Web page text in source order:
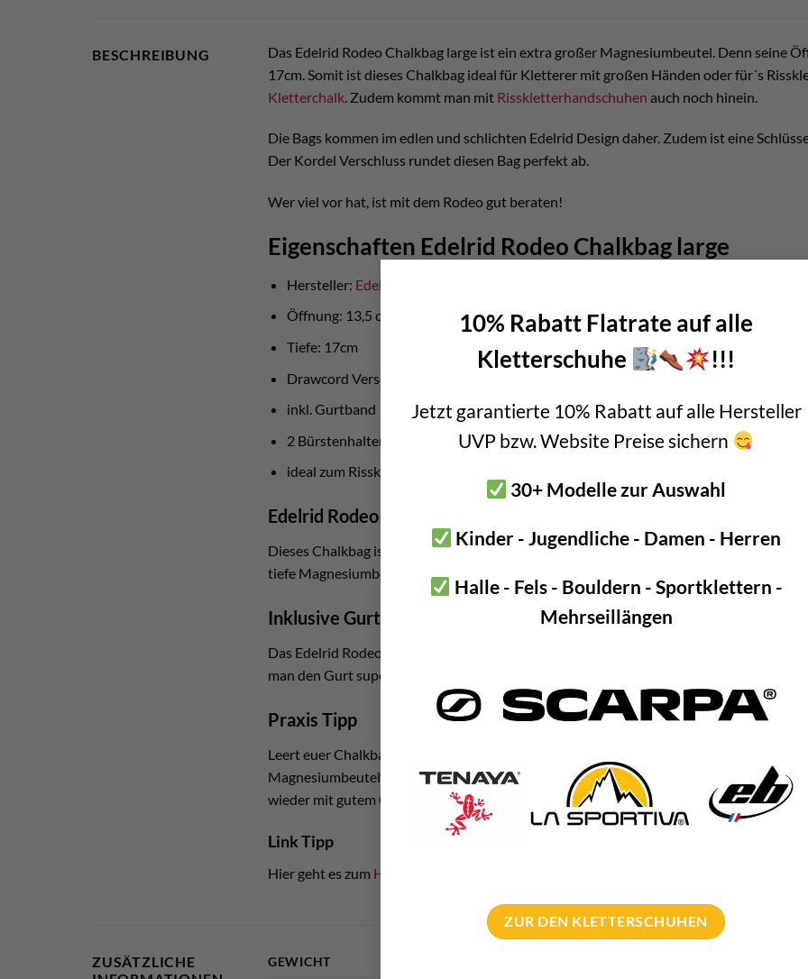
10% Rabatt Flatrate auf alle
Kletterschuhe
!!!
Jetzt garantierte 10% Rabatt auf alle Hersteller
UVP bzw. Website Preise sichern
30+ Modelle zur Auswahl
Kinder - Jugendliche - Damen - Herren
Halle - Fels - Bouldern - Sportklettern -
Mehrseillängen
ZUR DEN KLETTERSCHUHEN
BESCHREIBUNG
Das Edelrid Rodeo Chalkbag large ist ein extra großer Magnesiumbeutel. Denn seine
17cm. Somit ist dieses Chalkbag ideal für Kletterer mit großen Händen oder für´s
Kletterchalk . Zudem kommt man mit Risskletterhandschuhen auch noch hinein.
Die Bags kommen im edlen und schlichten Edelrid Design daher. Zudem ist eine
Der Kordel Verschluss rundet diesen Bag perfekt ab.
Wer viel vor hat, ist mit dem Rodeo gut beraten!
Eigenschaften Edelrid Rodeo Chalkbag large
Hersteller: Edelrid
Öffnung: 13,5 cm
Tiefe: 17cm
Drawcord Verschluss zum einfachen Verschließen
inkl. Gurtband
2 Bürstenhalterungen
ideal zum Rissklettern
Edelrid Rodeo Chalkbag large – perfekt für Risse
Dieses Chalkbag ist perfekt wenn ihr viel Risse klettert. Egal ob Chamonix, Cadarese
tiefe Magnesiumbeutel hilft dabei, die Hände bis zum Handgelenk zurück ein zu
Inklusive Gurt Band
Das Edelrid Rodeo Chalkbag large wird inklusive einem 110cm langen Gurtband
man den Gurt super easy auf- und zumachen kann. Somit lässt dieser
Praxis Tipp
Leert euer Chalkbag regelmäßig ganz aus. Ja, genau! AUSLEEREN! Denn oft hat man
Magnesiumbeutel. Diese verhindern ein griffiges Nachchalken. Deshalb das Edelrid
wieder mit gutem Chalk nachfüllen!
Link Tipp
Hier geht es zum Hersteller
ZUSÄTZLICHE
GEWICHT